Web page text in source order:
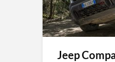
Jeep